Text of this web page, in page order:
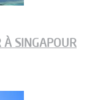
À SINGAPOUR